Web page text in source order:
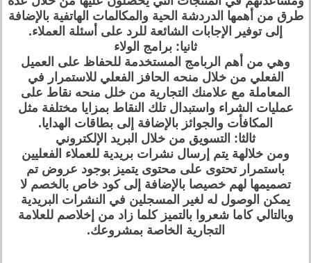
طرق من أهمها الدردشة الحية والمكالمات الهاتفية بالإضافة
إلى توفير الإجابات الشائعة للرد على أسئلة العملاء.
ثانيا: برامج الولاء
وهي من أهم الربامج المستخدمة للحفاظ على العميل
الفعلي من خلال منحه الحافز الفعلي للاستمرار في
المعاملة مع علامنك التجارية من خلل منحه نقاط على
عمليات الشراء واستبدال تلك النقاط بمزايا مختلفة مثل
المكافأت والجوائز بالإضافة إلى بطاقات الهدايا.
ثالثا: التسويق من خلال البريد الإلكتروني
ومن خلالهة يتم إرسال نشرات بريدية للعملاء الفعليين
باستمرار تحتوى على محتوى يتميز بوجود عروض تم
تصميمها لهم خصيصا بالإضافة إلى كود خاص بالخصم لا
يمكن الوصول له لغير المسجلين في النشرات البريدية
وبالتالي كاما شعروا بالتميز كلما زاد من إخلاصم للعلامة
التجارية الخاصة بمشروعك.